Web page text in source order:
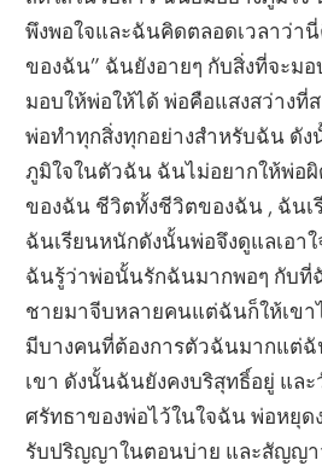
พึงพอใจและฉันคิดตลอดเวลาว่า
ของฉัน” ฉันยังอายๆ กับสิ่งที่จะม
มอบให้พ่อให้ได้ พ่อคือแสงสว่าง
พ่อทำทุกสิ่งทุกอย่างสำหรับฉัน ดั
ภูมิใจในตัวฉัน ฉันไม่อยากให้พ่อผิ
ของฉัน ชีวิตทั้งชีวิตของฉัน , ฉันเ
ฉันเรียนหนักดังนั้นพ่อจึงดูแลเอา
ฉันรู้ว่าพ่อนั้นรักฉันมากพอๆ กับที่
ชายมาจีบหลายคนแต่ฉันก็ให้เขา
มีบางคนที่ต้องการตัวฉันมากแต่ฉั
เขา ดังนั้นฉันยังคงบริสุทธิ์อยู่ แล
ศรัทธาของพ่อไว้ในใจฉัน พ่อหยุ
รับปริญญาในตอนบ่าย และสัญญา